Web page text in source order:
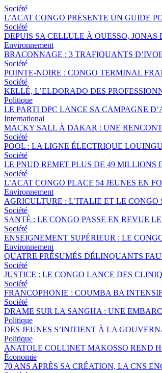
Société
L’ACAT CONGO PRÉSENTE UN GUIDE
Société
DEPUIS SA CELLULE À OUESSO,
Environnement
BRACONNAGE : 3 TRAFIQUANTS
Société
POINTE-NOIRE : CONGO TERMINAL
Société
KELLÉ, L’ELDORADO DES
Politique
LE PARTI DPC LANCE SA CAMPAGNE
International
MACKY SALL À DAKAR : UNE
Société
POOL : LA LIGNE ÉLECTRIQUE
Société
LE PNUD REMET PLUS DE 49 MILLIONS
Société
L’ACAT CONGO PLACE 54 JEUNES EN
Environnement
AGRICULTURE : L’ITALIE ET LE
Société
SANTÉ : LE CONGO PASSE EN REVUE
Société
ENSEIGNEMENT SUPÉRIEUR : LE
Environnement
QUATRE PRÉSUMÉS DÉLINQUANTS
Société
JUSTICE : LE CONGO LANCE DES
Société
FRANCOPHONIE : COUMBA BA
Société
DRAME SUR LA SANGHA : UNE
Politique
DES JEUNES S’INITIENT À LA
Politique
ANATOLE COLLINET MAKOSSO REND
Économie
70 ANS APRÈS SA CRÉATION, LA CNS